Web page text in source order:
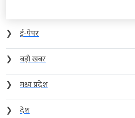
❯
ई-पेपर
❯
बड़ी खबर
❯
मध्य प्रदेश
❯
देश